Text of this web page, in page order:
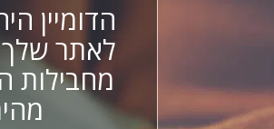
הדומיין
לאתר
מחבילות